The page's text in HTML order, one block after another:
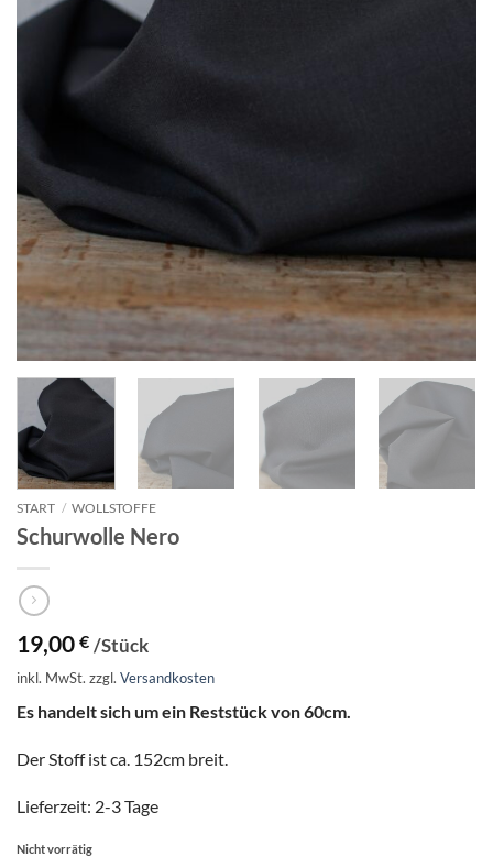
START / WOLLSTOFFE
Schurwolle Nero
19,00 € /Stück
inkl. MwSt. zzgl. Versandkosten
Es handelt sich um ein Reststück von 60cm.
Der Stoff ist ca. 152cm breit.
Lieferzeit: 2-3 Tage
Nicht vorrätig